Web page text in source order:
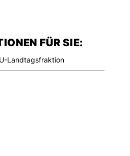
FÜR SIE:
Landtagsfraktion